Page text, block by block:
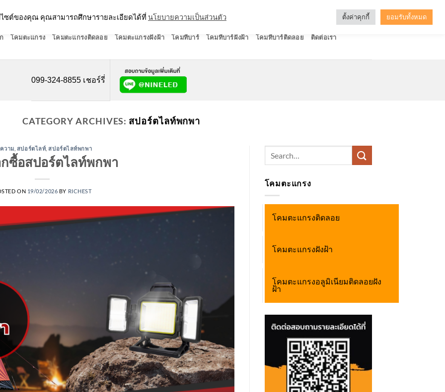
โคมตะแกรง โคมตะแกรงติดลอย โคมตะแกรงฝังฝ้า โคมทีบาร์ โคมทีบาร์ฝังฝ้า โคมทีบาร์ติดลอย ติดต่อเรา
099-324-8855 เชอร์รี่
CATEGORY ARCHIVES: สปอร์ตไลท์พกพา
วาม สปอร์ตไลท์ สปอร์ตไลท์พกพา
กซื้อสปอร์ตไลท์พกพา
ON 19/02/2026 BY RICHEST
โคมตะแกรง
โคมตะแกรงติดลอย
โคมตะแกรงฝังฝ้า
โคมตะแกรงอลูมิเนียมติดลอยฝัง
ฝ้า
ซต์ของคุณ คุณสามารถศึกษารายละเอียดได้ที่ นโยบายความเป็นส่วนตัว ตั้งค่าคุกกี้ ยอมรับทั้งหมด